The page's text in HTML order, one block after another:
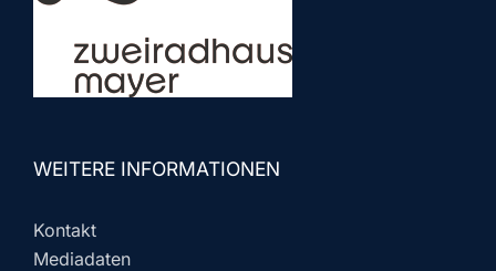
WEITERE INFORMATIONEN
Kontakt
Mediadaten